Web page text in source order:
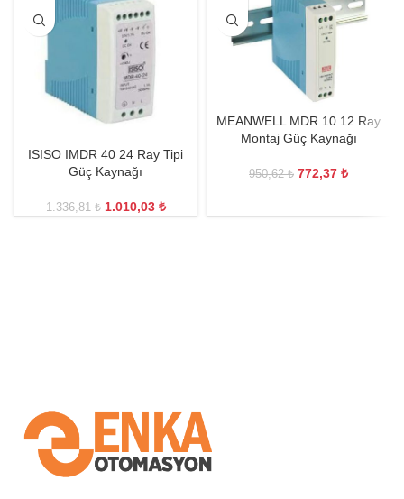
ISISO IMDR 40 24 Ray Tipi
Güç Kaynağı
1.336,81₺ 1.010,03 ₺
MEANWELL MDR 10 12 Ray
Montaj Güç Kaynağı
950,62₺ 772,37 ₺